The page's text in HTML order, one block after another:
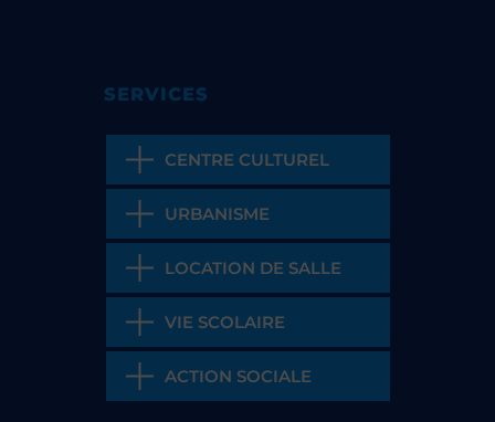
SERVICES
CENTRE CULTUREL
URBANISME
LOCATION DE SALLE
VIE SCOLAIRE
ACTION SOCIALE